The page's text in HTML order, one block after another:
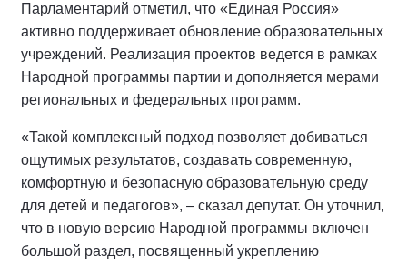
Парламентарий отметил, что «Единая Россия»
активно поддерживает обновление образовательных
учреждений. Реализация проектов ведется в рамках
Народной программы партии и дополняется мерами
региональных и федеральных программ.
«Такой комплексный подход позволяет добиваться
ощутимых результатов, создавать современную,
комфортную и безопасную образовательную среду
для детей и педагогов», – сказал депутат. Он уточнил,
что в новую версию Народной программы включен
большой раздел, посвященный укреплению